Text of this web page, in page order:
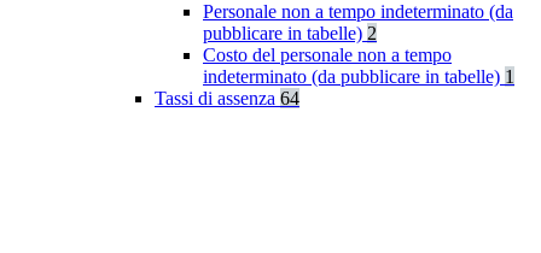
Personale non a tempo indeterminato (da
pubblicare in tabelle) 2
Costo del personale non a tempo
indeterminato (da pubblicare in tabelle) 1
Tassi di assenza 64